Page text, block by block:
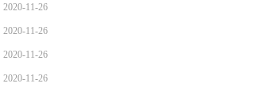
2020-11-26
2020-11-26
2020-11-26
2020-11-26